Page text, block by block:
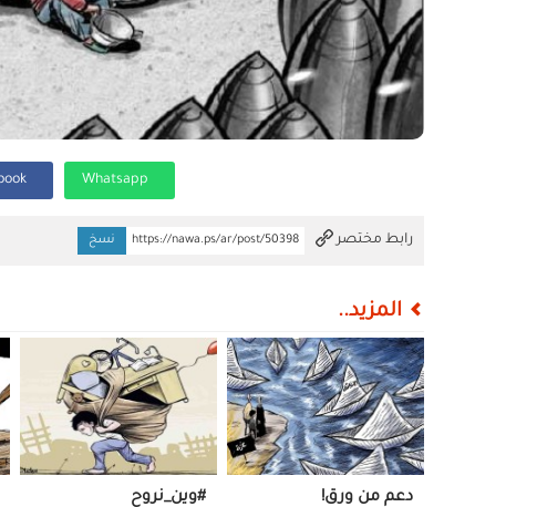
Facebook
رابط مختصر https://nawa.ps/ar/post/50398
تم النسخ نسخ
المزيد..
دعم من ورق! #وين_نروح